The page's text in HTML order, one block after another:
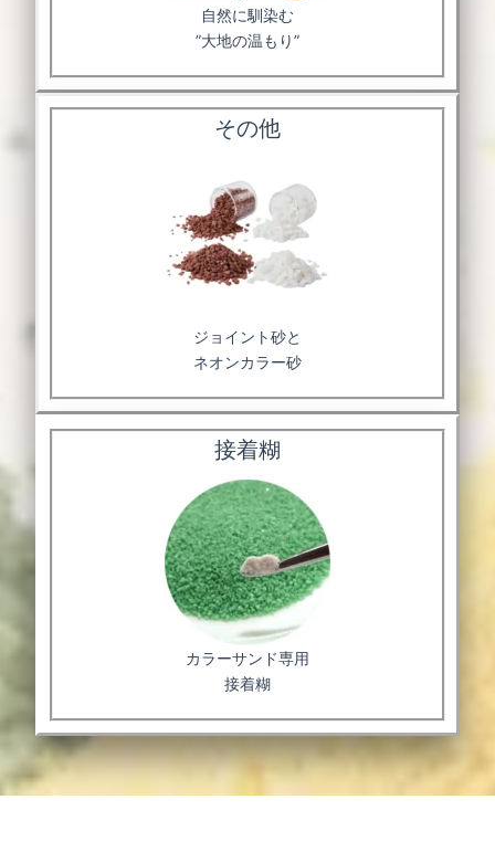
自然に馴染む
”大地の温もり”
その他
ジョイント砂と
ネオンカラー砂
接着糊
カラーサンド専用
接着糊